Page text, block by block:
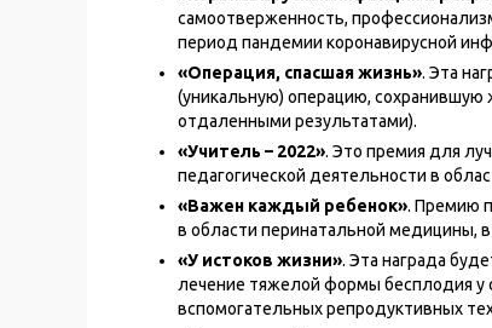
самоотверженность,
период пандемии коронавирусной
«Операция, спасшая жизнь». Эта
(уникальную) операцию,
отдаленными результатами).
«Учитель – 2022». Это премия для
педагогической деятельности в
«Важен каждый ребенок». Премию
в области перинатальной медицины,
«У истоков жизни». Эта награда
лечение тяжелой формы бесплодия у
вспомогательных репродуктивных